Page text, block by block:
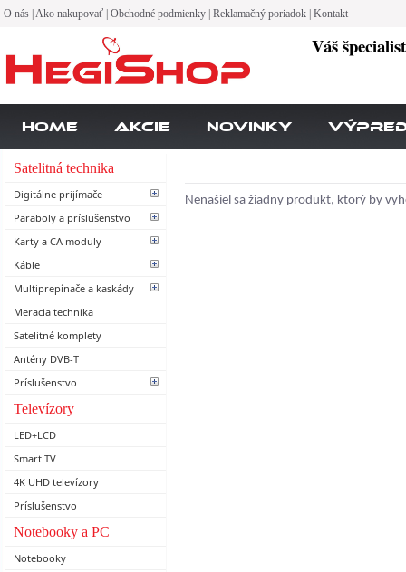
O nás Ako nakupovať Obchodné podmienky Reklamačný poriadok Kontakt
Váš
Home Akcie Novinky
Satelitná technika
Digitálne prijímače
Paraboly a príslušenstvo
Karty a CA moduly
Káble
Multiprepínače a kaskády
Meracia technika
Satelitné komplety
Antény DVB-T
Príslušenstvo
Televízory
LED+LCD
Smart TV
4K UHD televízory
Príslušenstvo
Notebooky a PC
Notebooky
Nenašiel sa žiadny produkt, ktorý by